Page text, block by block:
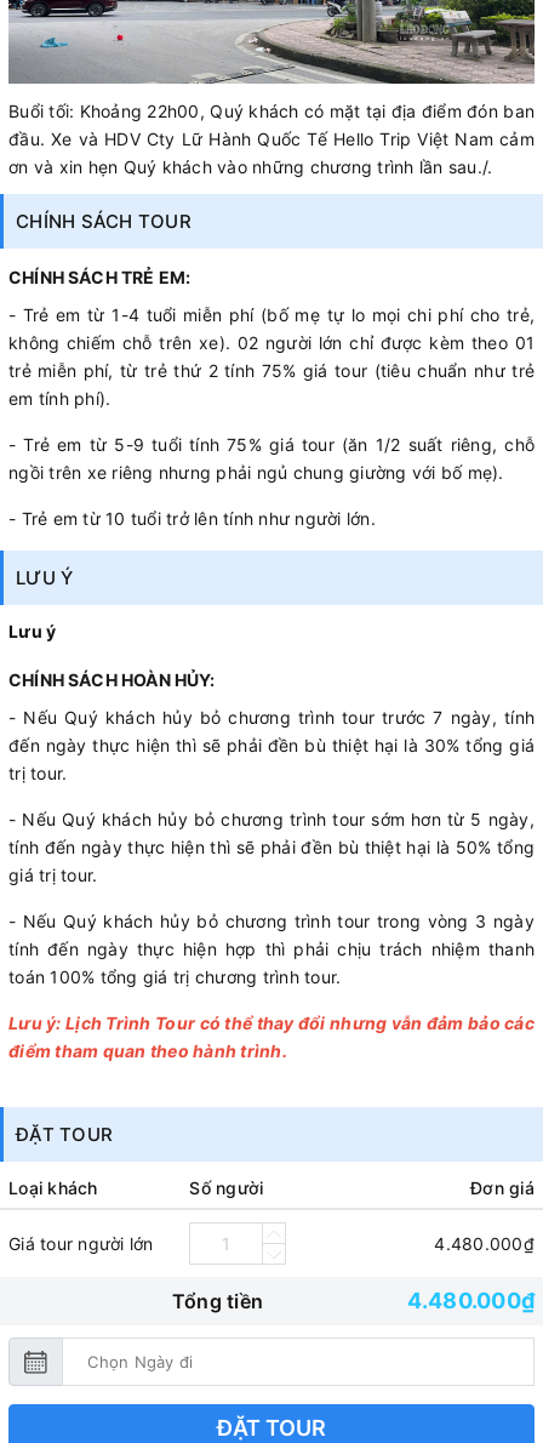
Buổi tối: Khoảng 22h00, Quý khách có mặt tại địa điểm đón ban
đầu. Xe và HDV Cty Lữ Hành Quốc Tế Hello Trip Việt Nam cảm
ơn và xin hẹn Quý khách vào những chương trình lần sau./.
CHÍNH SÁCH TOUR
CHÍNH SÁCH TRẺ EM:
- Trẻ em từ 1-4 tuổi miễn phí (bố mẹ tự lo mọi chi phí cho trẻ,
không chiếm chỗ trên xe). 02 người lớn chỉ được kèm theo 01
trẻ miễn phí, từ trẻ thứ 2 tính 75% giá tour (tiêu chuẩn như trẻ
em tính phí).
- Trẻ em từ 5-9 tuổi tính 75% giá tour (ăn 1/2 suất riêng, chỗ
ngồi trên xe riêng nhưng phải ngủ chung giường với bố mẹ).
- Trẻ em từ 10 tuổi trở lên tính như người lớn.
LƯU Ý
Lưu ý
CHÍNH SÁCH HOÀN HỦY:
- Nếu Quý khách hủy bỏ chương trình tour trước 7 ngày, tính
đến ngày thực hiện thì sẽ phải đền bù thiệt hại là 30% tổng giá
trị tour.
- Nếu Quý khách hủy bỏ chương trình tour sớm hơn từ 5 ngày,
tính đến ngày thực hiện thì sẽ phải đền bù thiệt hại là 50% tổng
giá trị tour.
- Nếu Quý khách hủy bỏ chương trình tour trong vòng 3 ngày
tính đến ngày thực hiện hợp thì phải chịu trách nhiệm thanh
toán 100% tổng giá trị chương trình tour.
Lưu ý: Lịch Trình Tour có thể thay đổi nhưng vẫn đảm bảo các
điểm tham quan theo hành trình.
ĐẶT TOUR
Loại khách Số người Đơn giá
Giá tour người lớn 4.480.000₫
Tổng tiền 4.480.000₫
ĐẶT TOUR